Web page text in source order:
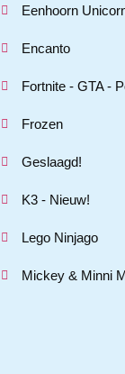
Eenhoorn
Encanto
Fortnite - GTA -
Frozen
Geslaagd!
K3 - Nieuw!
Lego Ninjago
Mickey & Minni